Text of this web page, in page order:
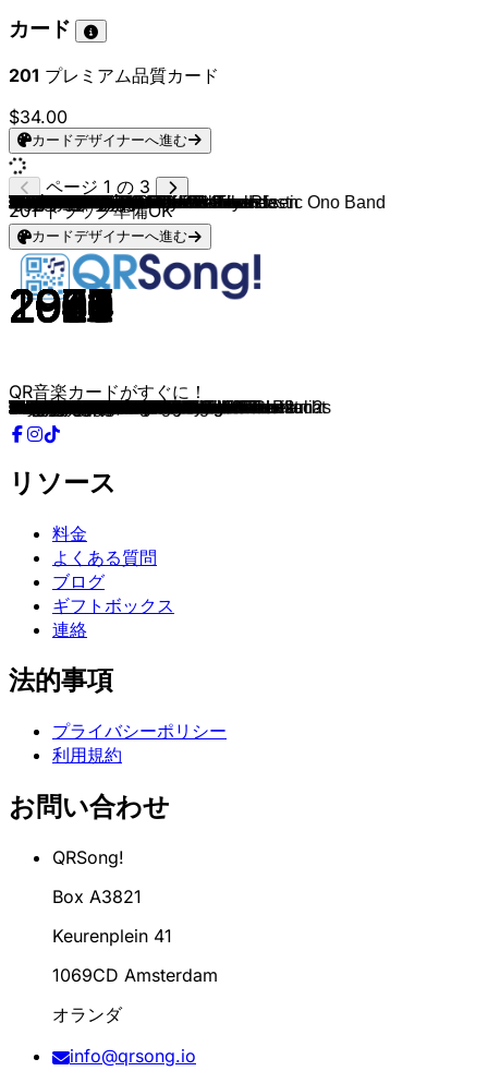
カード
201 プレミアム品質カード
$34.00
カードデザイナーへ進む
Wham!
1984
Last Christmas
Rolf Zuckowski
1988
In der Weihnachtsbäckerei
Brenda Lee
1958
Rockin' Around The Christmas Tree
Wincent Weiss
2024
Ich komm nach Haus
Godewind
1994
Immer Wenn Dat Wiehnacht Ward
John Lennon, Yoko Ono & The Plastic Ono Band
1971
Happy Xmas
Godewind
1994
Wiehnachtstied Is Dor
Shakin' Stevens
1985
Merry Christmas Everyone
Bobby Helms
1957
Jingle Bell Rock
Dean Martin
1959
Let It Snow! Let It Snow! Let It Snow!
Dick Brave & The Backbeats
2003
Get the Party Started
Iggy Pop
2015
White Christmas
Band Aid
1985
Do They Know It's Christmas?
Melanie Thornton
2001
Wonderful Dream
Sarah Connor
2022
Ring Out The Bells
Rolf Zuckowski und seine Freunde
1987
Es schneit
Ronan Keating & Moya Brennan
2000
Fairytale Of New York
Helene Fischer & Rea Garvey
2024
Hallelujah
Chuck Berry
1958
Run Rudolph Run
Michael Jackson
1972
Rockin' Robin
Mariah Carey
1994
All I Want For Christmas Is You
Sia
2017
Snowman
Bing Crosby
1947
White Christmas
José Feliciano
1970
Feliz Navidad
Helene Fischer
2015
Fröhliche Weihnacht überall
Wincent Weiss
2023
Beste Zeit im Jahr
Matthias Reim
2024
Letzte Weihnacht
Michael Bublé
2011
It's Beginning to Look a Lot like Christmas
Roy Black
1968
Leise rieselt der Schnee
Helene Fischer
2015
O Du fröhliche
Michelle
1999
Denk' ich an Weihnacht'
Helene Fischer
2024
Süßer die Glocken nie klingen
Roy Black
2024
Alle Jahre Wieder
Unheilig
2024
Engel der Verkündung
Chris Rea
1986
Driving Home for Christmas
Namika & Giraffenaffen
2024
Rudolf, das kleine Rentier
Frank Sinatra
1957
Jingle Bells
Traditional & Sir David Willcocks
2019
Ding Dong! Merrily on High
Die Eiskönigin (Film)
2013
Willst du einen Schneemann bauen?
Elvis Presley
1957
Silent Night
Dresdner Kreuzchor
1818
Stille Nacht, heilige Nacht
Jürgen Fastje
2020
O Tannenbaum
Rolf Zuckowski und seine Freunde
1993
Schneeflöckchen, Weissröckchen
Udo Jürgens
2010
Süßer die Glocken nie klingen
Conny Froboess
2010
Hei, Hei, Hei, So Eine Schneballschlacht
Maximilian Winter
2025
Swing, Swing, Weihnachten
John Williams
1990
Holiday Flight
John Williams
1990
Carol of the Bells
Broilers
2021
Feliz Navidad
Deine Cousine
2023
Stille Nächte
Deine Cousine
2025
Wann schneit's mal wieder auf St. Pauli?
Helge Schneider
2014
Feliz Navidad
Wolfgang Petry
2023
Schneeflöckchen, Weißröckchen
Götz Alsmann
1997
Kleiner weißer Schneemann
Die Priester
2012
Gloria in excelsis Deo
Heino
2010
Großer Gott wir loben dich
DIKKA
2024
Eine Muh, eine Mäh
NoooN & The Good Kidz
2023
Oh du Fröhliche
Dorfrocker
2023
Der Glühwein ist schon wieder leer
Brettheimer Kinderchor
2003
Lasst uns froh und munter sein
Josh.
2019
Kerzen, Karpfen und du
Ross Antony
2016
Weihnachtswunderhaus
Reinhard Mey
1986
Es ist Weihnachtstag
Reinhard Mey
1987
Frohe Weihnacht
Elvis Presley
1957
Santa Claus Is Back In Town
Hannes Wader
1990
Ade zur guten Nacht
Kelly Clarkson
2013
Underneath the Tree
Ariana Grande
2014
Santa Tell Me
Frank Sinatra
1992
Santa Claus Is Comin' to Town
Boney M.
1978
Mary's Boy Child / Oh My Lord
Queen
1984
Thank God It's Christmas
The Beach Boys
1964
Frosty The Snowman
Cliff Richard
1988
Mistletoe and Wine
Johnny Cash
1980
Joy to the World
Ella Fitzgerald
1950
Santa Claus Got Stuck
Elvis Presley
1957
Blue Christmas
Die Roten Rosen
1998
Weihnachtsmann vom Dach
Richard B. Smith, Felix Bernard
1934
Winter Wonderland
Jon Bon Jovi
1992
Please Come Home For Christmas
Nazareth
1982
Dream On
Andreas Gabalier
2009
Amoi seg' ma uns wieder
Die Prinzen
1998
Bald ist Weihnachten
JOELINA & Jürgen Drews
2023
Mein größtes Geschenk
Thomas Anders & Florian Silbereisen
2020
Und brennen 100.000 Kerzen
Roland Kaiser
2021
Wunderbar ist die Welt
The Kelly Family
1991
Christmas In Our Hearts
Giovanni Zarrella
2021
Let It Snow
Semino Rossi
2024
Noche de paz
Helix
2011
Rockin' Around the Christmas Tree
220 Volt
1987
Heavy Christmas
American Dog
2012
Merry Christmas Asshole
Bad Religion
2013
White Christmas
AC/DC
1981
Snowballed
Peter and the Test Tube Babies
2001
I'm Getting Pissed For Christmas
In Extremo
2021
Weihnachtskater
Lordi
2022
Merry Blah Blah Blah
Wincent Weiss & Giraffenaffen
2015
Der kleine Trommler
Mark Forster
2017
Jingle Bells, Schlittenfahrt im Schnee
Andreas Bourani
2015
Weisse Weihnacht
Xavier Naidoo
2014
Hallelujah
ページ 1 の 3
201トラック準備OK
カードデザイナーへ進む
QR音楽カードがすぐに！
リソース
料金
よくある質問
ブログ
ギフトボックス
連絡
法的事項
プライバシーポリシー
利用規約
お問い合わせ
QRSong!
Box A3821
Keurenplein 41
1069CD Amsterdam
オランダ
info@qrsong.io